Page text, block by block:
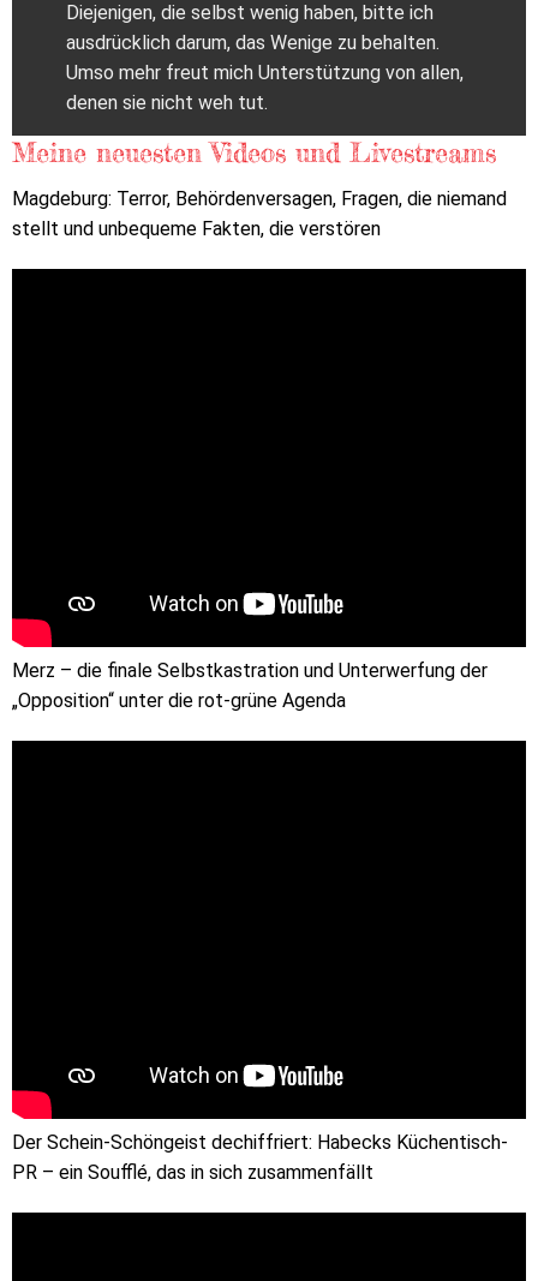
Diejenigen, die selbst wenig haben, bitte ich
ausdrücklich darum, das Wenige zu behalten.
Umso mehr freut mich Unterstützung von allen,
denen sie nicht weh tut.
Meine neuesten Videos und Livestreams
Magdeburg: Terror, Behördenversagen, Fragen, die niemand
stellt und unbequeme Fakten, die verstören
Merz – die finale Selbstkastration und Unterwerfung der
„Opposition“ unter die rot-grüne Agenda
Der Schein-Schöngeist dechiffriert: Habecks Küchentisch-
PR – ein Soufflé, das in sich zusammenfällt